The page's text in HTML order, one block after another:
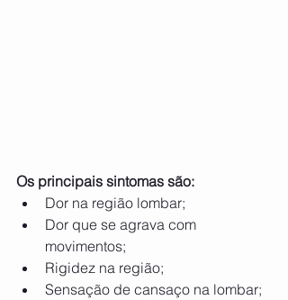
Os principais sintomas são:
Dor na região lombar;
Dor que se agrava com
movimentos;
Rigidez na região;
Sensação de cansaço na lombar;